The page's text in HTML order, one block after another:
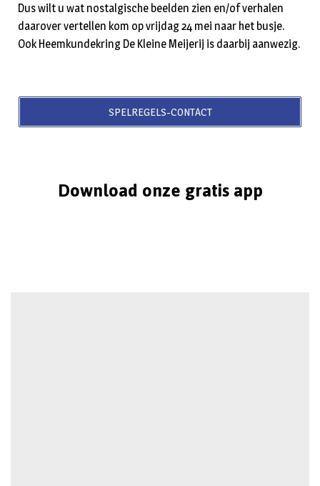
Dus wilt u wat nostalgische beelden zien en/of verhalen
daarover vertellen kom op vrijdag 24 mei naar het busje.
Ook Heemkundekring De Kleine Meijerij is daarbij aanwezig.
SPELREGELS-CONTACT
Download onze gratis app